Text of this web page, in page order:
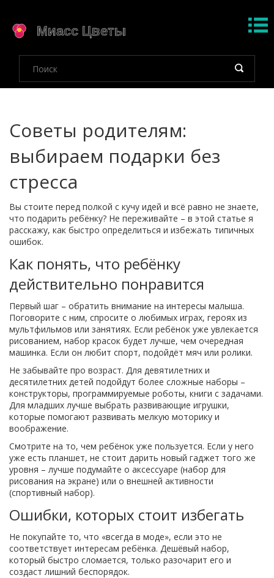
Советы родителям:
выбираем подарки без
стресса
Вы стоите перед полкой с кучу идей и всё равно не знаете,
что подарить ребёнку? Не переживайте – в этой статье я
расскажу, как быстро определиться и избежать типичных
ошибок.
Как понять, что ребёнку
действительно понравится
Первый шаг – обратить внимание на интересы малыша.
Поговорите с ним, спросите о любимых играх, героях из
мультфильмов или занятиях. Если ребёнок уже увлекается
рисованием, набор красок будет лучше, чем очередная
машинка. Если он любит спорт, подойдёт мяч или ролики.
Не забывайте про возраст. Для девятилетних и
десятилетних детей подойдут более сложные наборы –
конструкторы, программируемые роботы, книги с задачами.
Для младших лучше выбрать развивающие игрушки,
которые помогают развивать мелкую моторику и
воображение.
Смотрите на то, чем ребёнок уже пользуется. Если у него
уже есть планшет, не стоит дарить новый гаджет того же
уровня – лучше подумайте о аксессуаре (набор для
рисования на экране) или о внешней активности
(спортивный набор).
Ошибки, которых стоит избегать
Не покупайте то, что «всегда в моде», если это не
соответствует интересам ребёнка. Дешёвый набор,
который быстро сломается, только разочарит его и
создаст лишний беспорядок.